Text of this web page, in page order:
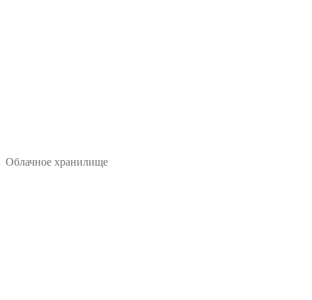
Облачное хранилище